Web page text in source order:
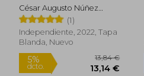
César Augusto Núñez
Ramírez
(1)
Independiente, 2022, Tapa
Blanda, Nuevo